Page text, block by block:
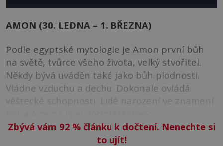
AMON (30. LEDNA – 1. BŘEZNA)
Podle egyptské mytologie je Amon první bůh
na světě, tvůrce všeho života, velký stvořitel.
Někdy bývá uváděn také jako bůh plodnosti.
Vládne vzduchu a dechu. Dokonale ovládá
věštecké schopnosti. Lidé narození ve znamení
Zbývá vám 92 %článku k dočtení. Nenechte si
to ujít!